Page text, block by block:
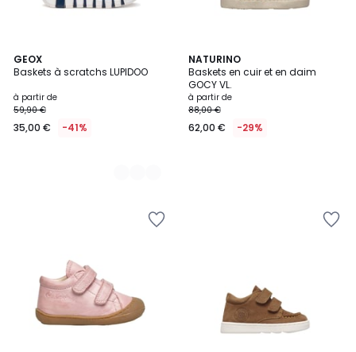
GEOX
Baskets à scratchs LUPIDOO
à partir de
59,90 €
35,00 € -41%
2
Couleurs
NATURINO
Baskets en cuir et en daim
GOCY VL.
à partir de
88,00 €
62,00 € -29%